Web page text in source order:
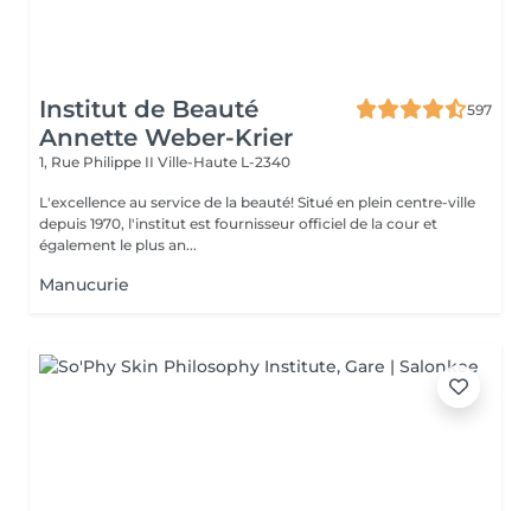
Institut de Beauté
Annette Weber-Krier
597
1, Rue Philippe II Ville-Haute L-2340
L'excellence au service de la beauté! Situé en plein centre-ville
depuis 1970, l'institut est fournisseur officiel de la cour et
également le plus an...
Manucurie